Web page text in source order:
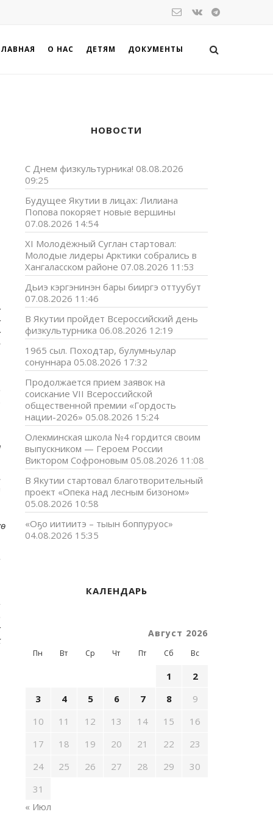
О НАС ДЕТЯМ ДОКУМЕНТЫ
НОВОСТИ
С Днем физкультурника! 08.08.2026
09:25
Будущее Якутии в лицах: Лилиана
Попова покоряет новые вершины
07.08.2026 14:54
XI Молодёжный Суглан стартовал:
Молодые лидеры Арктики собрались в
Хангаласском районе 07.08.2026 11:53
Дьиэ кэргэнинэн бары бииргэ оттуубут
07.08.2026 11:46
В Якутии пройдет Всероссийский день
физкультурника 06.08.2026 12:19
1965 сыл. Походтар, булумньулар
сонуннара 05.08.2026 17:32
Продолжается прием заявок на
соискание VII Всероссийской
общественной премии «Гордость
нации-2026» 05.08.2026 15:24
Олекминская школа №4 гордится своим
выпускником — Героем России
Виктором Софроновым 05.08.2026 11:08
В Якутии стартовал благотворительный
проект «Опека над лесным бизоном»
05.08.2026 10:58
«Оҕо иитиитэ – тыын боппуруос»
04.08.2026 15:35
КАЛЕНДАРЬ
Август 2026
Пн Вт Ср Чт Пт Сб Вс
1
2
3
4 5 6 7 8
9
10
11 12 13 14 15
16
17
18 19 20 21 22
23
24
25 26 27 28 29
30
31
« Июл